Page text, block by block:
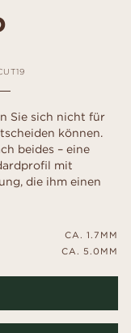
Sie sich nicht für
können.
beides – eine
mit
die ihm einen
CA. 1.7MM
CA. 5.0MM